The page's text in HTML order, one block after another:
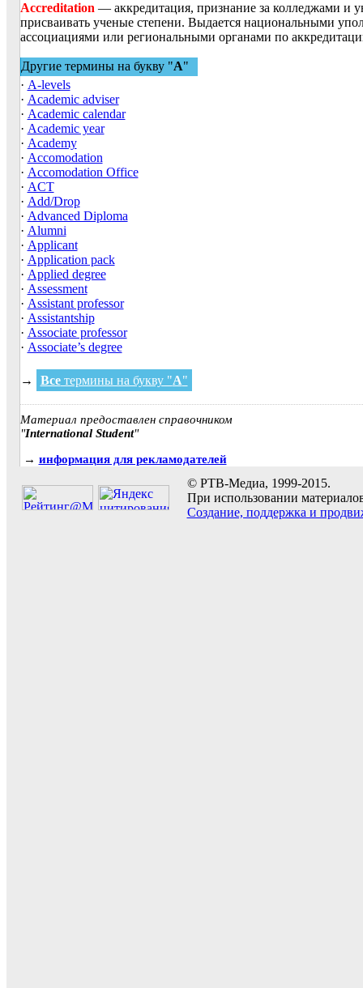
Accreditation — аккредитация, признание за колледжами и
присваивать ученые степени. Выдается национальными
ассоциациями или региональными органами по
Другие термины на букву "A"
· A-levels
· Academic adviser
· Academic calendar
· Academic year
· Academy
· Accomodation
· Accomodation Office
· ACT
· Add/Drop
· Advanced Diploma
· Alumni
· Applicant
· Application pack
· Applied degree
· Assessment
· Assistant professor
· Assistantship
· Associate professor
· Associate’s degree
→ Всетермины на букву "A"
Материал предоставлен справочником
"International Student"
→ информация для рекламодателей
© РТВ-Медиа, 1999-2015.
При использовании
Создание, поддержка и